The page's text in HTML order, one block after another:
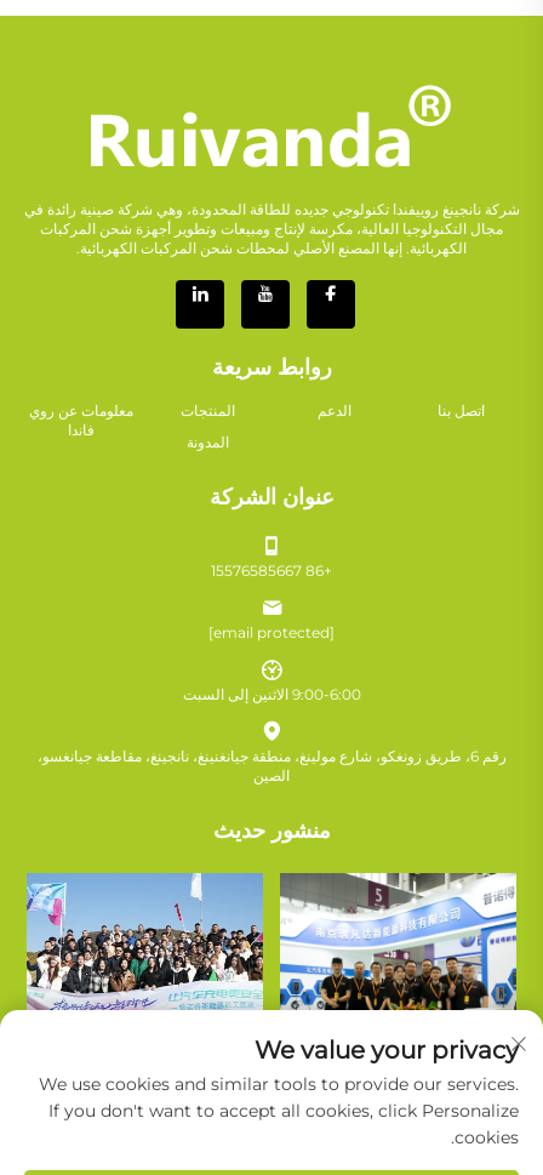
شركة نانجينغ روييفندا تكنولوجي جديده للطاقة المحدودة، وهي شركة صينية رائدة في
مجال التكنولوجيا العالية، مكرسة لإنتاج ومبيعات وتطوير أجهزة شحن المركبات
الكهربائية. إنها المصنع الأصلي لمحطات شحن المركبات الكهربائية.
روابط سريعة
معلومات عن روي
فاندا
المنتجات الدعم
اتصل بنا
المدونة
عنوان الشركة
+86 15576585667
[email protected]
9:00-6:00 الاثنين إلى السبت
رقم 6، طريق زونغكو، شارع مولينغ، منطقة جيانغنينغ، نانجينغ، مقاطعة جيانغسو،
الصين
منشور حديث
We value your privacy
We use cookies and similar tools to provide our services.
If you don't want to accept all cookies, click Personalize
cookies.